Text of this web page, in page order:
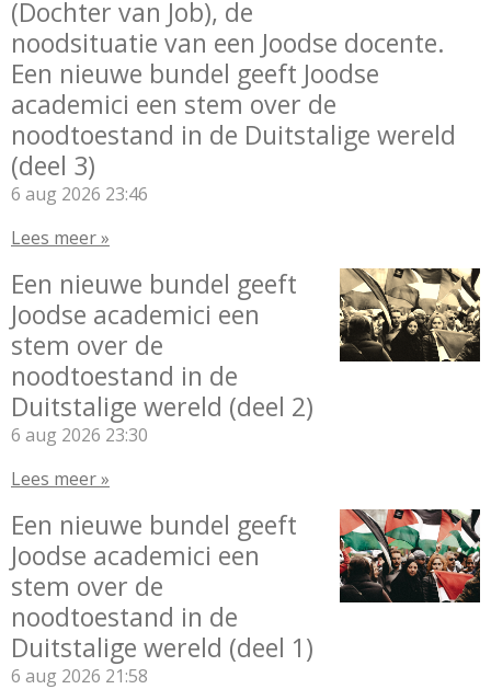
(Dochter van Job), de
noodsituatie van een Joodse docente.
Een nieuwe bundel geeft Joodse
academici een stem over de
noodtoestand in de Duitstalige wereld
(deel 3)
6 aug 2026 23:46
Lees meer »
Een nieuwe bundel geeft
Joodse academici een
stem over de
noodtoestand in de
Duitstalige wereld (deel 2)
6 aug 2026 23:30
Lees meer »
Een nieuwe bundel geeft
Joodse academici een
stem over de
noodtoestand in de
Duitstalige wereld (deel 1)
6 aug 2026 21:58